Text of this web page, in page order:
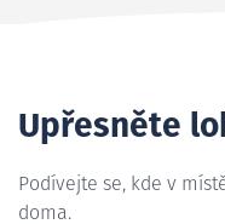
Upřesněte
Podívejte se, kde v
doma.